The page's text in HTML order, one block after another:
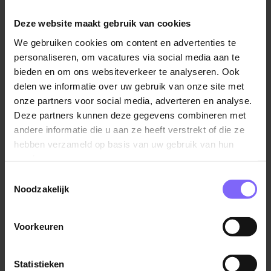
Deze website maakt gebruik van cookies
We gebruiken cookies om content en advertenties te
personaliseren, om vacatures via social media aan te
bieden en om ons websiteverkeer te analyseren. Ook
delen we informatie over uw gebruik van onze site met
onze partners voor social media, adverteren en analyse.
Deze partners kunnen deze gegevens combineren met
andere informatie die u aan ze heeft verstrekt of die ze
hebben verzameld op basis van uw gebruik van hun
Noodzakelijk
Voorkeuren
Statistieken
het bedrijf beschermen. We streven naar een
leveranciers centraal staat, en we tolereren geen
fraude of ander onethisch gedrag.
6. Sociaal Respect en Milieuzorg
Een cultuur van respect voor alle individuen is van
essentieel belang bij Banenrijklimburg, en we
tolereren geen enkele vorm van discriminatie of
vertegenwoordigers en partners aan om bewustzijn te
creëren over milieukwesties en recyclingpraktijken.
Conclusie
integriteit geen optionele aspecten van zakendoen,